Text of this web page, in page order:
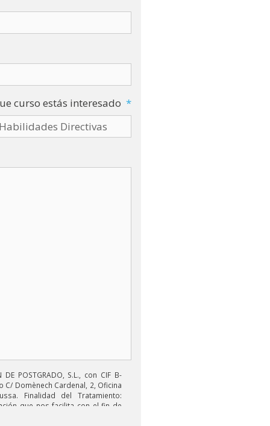
curso estás interesado *
DE POSTGRADO, S.L., con CIF B-
C/ Domènech Cardenal, 2, Oficina
Finalidad del Tratamiento:
que nos facilita con el fin de
de tipo comercial